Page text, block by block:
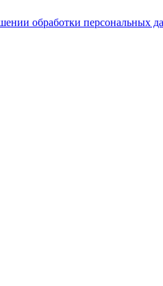
обработки персональных